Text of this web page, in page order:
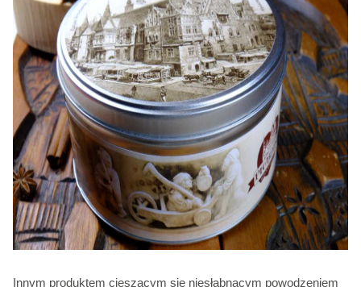
Innym produktem cieszącym się niesłabnącym powodzeniem